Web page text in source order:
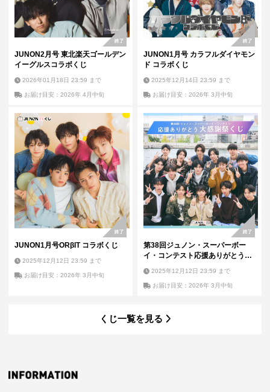
JUNON2月号 東北楽天ゴールデン
イーグルスコラボくじ
2026年01月18日 23:59 まで
お届け目安：2026年 4月中旬
JUNON1月号 カラフルダイヤモン
ド コラボくじ
2025年12月14日 23:59 まで
お届け目安：2026年 3月中旬
JUNON1月号ORβIT コラボくじ
2025年12月12日 23:59 まで
お届け目安：2026年 3月中旬
第38回ジュノン・スーパーボー
イ・コンテスト応援ありがとう大
2025年12月12日 23:59 まで
お届け目安：2026年 3月中旬
くじ一覧を見る